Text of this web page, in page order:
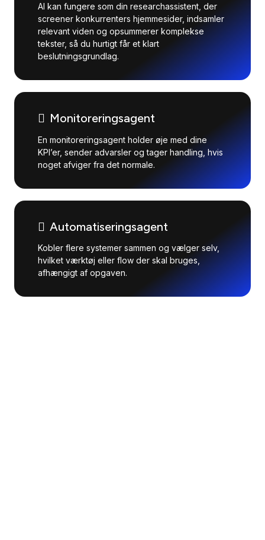
AI kan fungere som din researchassistent, der
screener konkurrenters hjemmesider, indsamler
relevant viden og opsummerer komplekse
tekster, så du hurtigt får et klart
beslutningsgrundlag.
Monitoreringsagent
En monitoreringsagent holder øje med dine
KPI’er, sender advarsler og tager handling, hvis
noget afviger fra det normale.
Automatiseringsagent
Kobler flere systemer sammen og vælger selv,
hvilket værktøj eller flow der skal bruges,
afhængigt af opgaven.